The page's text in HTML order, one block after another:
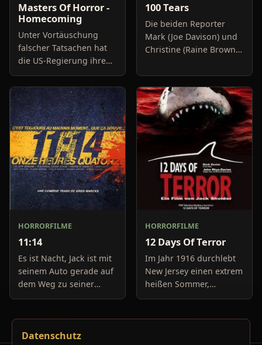
Masters Of Horror -
Homecoming
Unter Vortäuschung
falscher Tatsachen hat
die US-Regierung ihre
Truppen in den Krieg
geschickt. Junge
Soldaten kommen ums
Leben - unnötig. Der
Unmut in der B
100 Tears
Die beiden Reporter
Mark (Joe Davison) und
Christine (Raine Brown)
auf belanglose
Boulevard-Meldungen
und befassen sich
neuerdings mit Se
HORRORFILME
11:14
Es ist Nacht, Jack ist mit
seinem Auto gerade auf
dem Weg zu seiner
Freundin, um diese
Auto springt auf 11:14h,
genau in dem Moment
HORRORFILME
12 Days Of Terror
Im Jahr 1916 durchlebt
New Jersey einen extrem
heißen Sommer,
während in Europa der
Bewohner eines kleinen
Datenschutz